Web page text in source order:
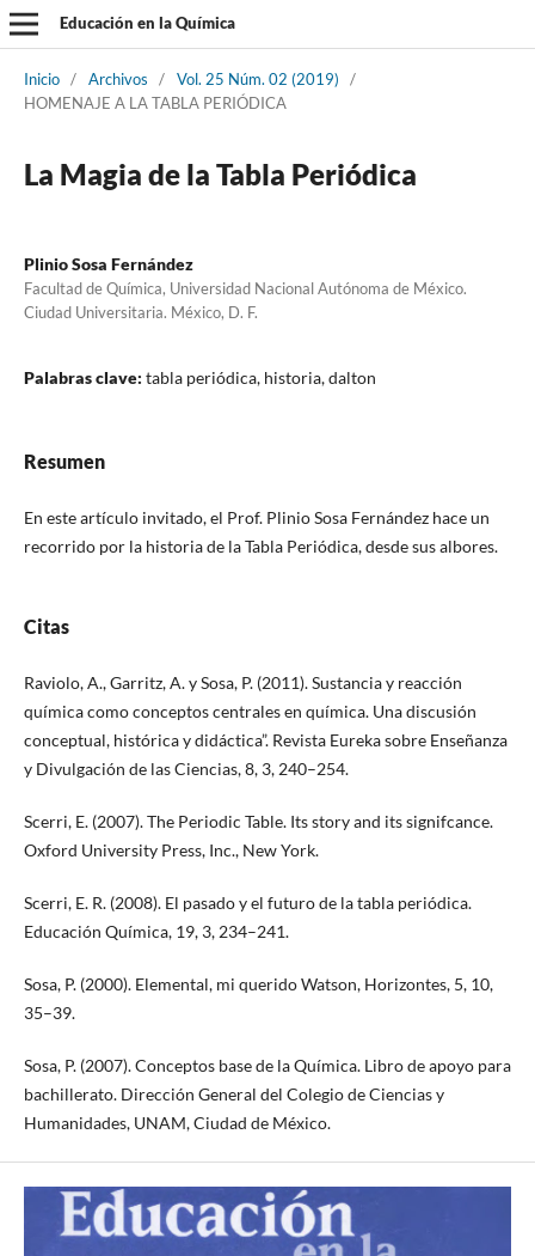
Educación en la Química
Inicio / Archivos / Vol. 25 Núm. 02 (2019)
/
HOMENAJE A LA TABLA PERIÓDICA
La Magia de la Tabla Periódica
Plinio Sosa Fernández
Facultad de Química, Universidad Nacional Autónoma de México.
Ciudad Universitaria. México, D. F.
Palabras clave: tabla periódica, historia, dalton
Resumen
En este artículo invitado, el Prof. Plinio Sosa Fernández hace un
recorrido por la historia de la Tabla Periódica, desde sus albores.
Citas
Raviolo, A., Garritz, A. y Sosa, P. (2011). Sustancia y reacción
química como conceptos centrales en química. Una discusión
conceptual, histórica y didáctica”. Revista Eureka sobre Enseñanza
y Divulgación de las Ciencias, 8, 3, 240–254.
Scerri, E. (2007). The Periodic Table. Its story and its signifcance.
Oxford University Press, Inc., New York.
Scerri, E. R. (2008). El pasado y el futuro de la tabla periódica.
Educación Química, 19, 3, 234–241.
Sosa, P. (2000). Elemental, mi querido Watson, Horizontes, 5, 10,
35–39.
Sosa, P. (2007). Conceptos base de la Química. Libro de apoyo para
bachillerato. Dirección General del Colegio de Ciencias y
Humanidades, UNAM, Ciudad de México.